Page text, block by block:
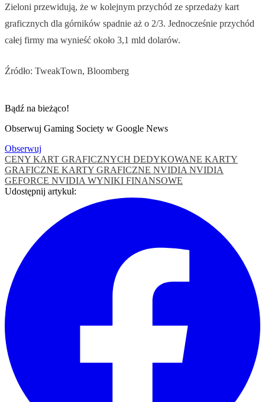
Zieloni przewidują, że w kolejnym przychód ze sprzedaży kart
graficznych dla górników spadnie aż o 2/3. Jednocześnie przychód
całej firmy ma wynieść około 3,1 mld dolarów.
Źródło: TweakTown, Bloomberg
Bądź na bieżąco!
Obserwuj Gaming Society w Google News
Obserwuj
CENY KART GRAFICZNYCH DEDYKOWANE KARTY
GRAFICZNE KARTY GRAFICZNE NVIDIA NVIDIA
GEFORCE NVIDIA WYNIKI FINANSOWE
Udostępnij artykuł: